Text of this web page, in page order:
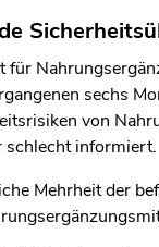
auf einen
für
sechs
von
schlecht informiert.
Mehrheit der